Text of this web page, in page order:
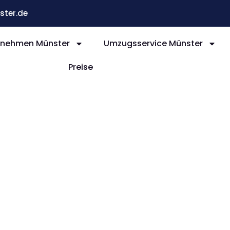
Münster
Umzugsservice Münster
Preise